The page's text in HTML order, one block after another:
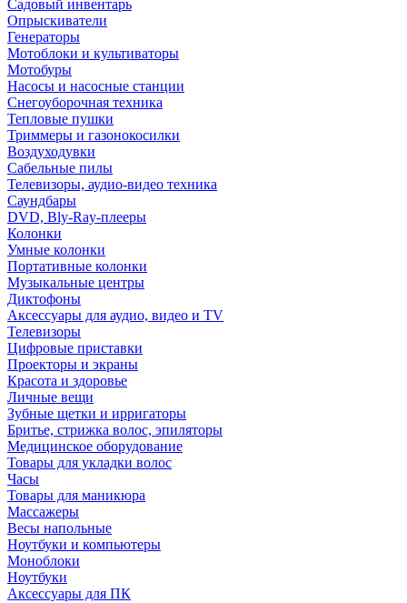
Садовый инвентарь
Опрыскиватели
Генераторы
Мотоблоки и культиваторы
Мотобуры
Насосы и насосные станции
Снегоуборочная техника
Тепловые пушки
Триммеры и газонокосилки
Воздуходувки
Сабельные пилы
Телевизоры, аудио-видео техника
Саундбары
DVD, Bly-Ray-плееры
Колонки
Умные колонки
Портативные колонки
Музыкальные центры
Диктофоны
Аксессуары для аудио, видео и TV
Телевизоры
Цифровые приставки
Проекторы и экраны
Красота и здоровье
Личные вещи
Зубные щетки и ирригаторы
Бритье, стрижка волос, эпиляторы
Медицинское оборудование
Товары для укладки волос
Часы
Товары для маникюра
Массажеры
Весы напольные
Ноутбуки и компьютеры
Моноблоки
Ноутбуки
Аксессуары для ПК